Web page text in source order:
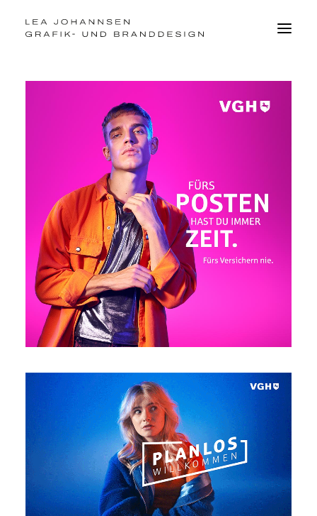
BRANDDESIGN
GRAFIKDESIGN
WEBDESIGN
FOTO
VITA
kontakt@leajohannsen.de